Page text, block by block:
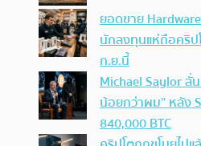
ยอดขาย
นักลงทุนแห่ถือคริป
ก.ย.นี้
Michael Saylor ลั่
น้อยกว่าผม” หลัง
840,000 BTC